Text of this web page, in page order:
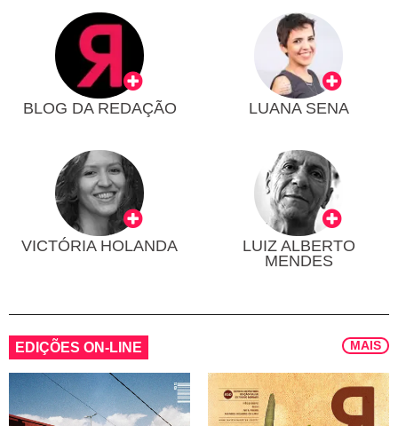
BLOG DA REDAÇÃO LUANA SENA
VICTÓRIA HOLANDA
LUIZ ALBERTO
MENDES
EDIÇÕES ON-LINE MAIS